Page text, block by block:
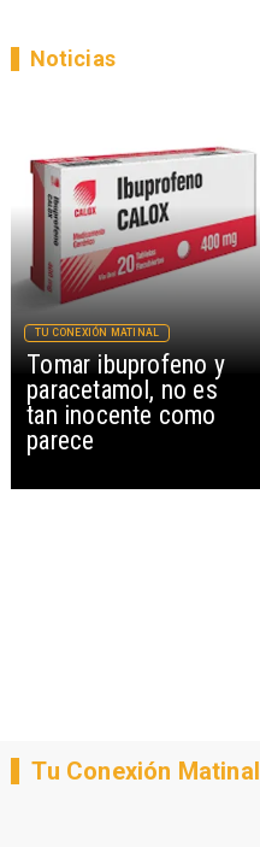
Tomar ibuprofeno y
paracetamol, no es
tan inocente como
parece
TU CONEXIÓN MATINAL
Noticias
Tu Conexión Matinal